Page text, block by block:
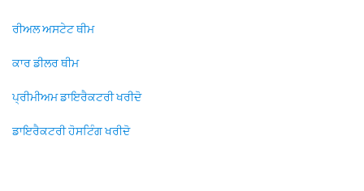
ਰੀਅਲ ਅਸਟੇਟ ਥੀਮ
ਕਾਰ ਡੀਲਰ ਥੀਮ
ਪ੍ਰੀਮੀਅਮ ਡਾਇਰੈਕਟਰੀ ਖਰੀਦੋ
ਡਾਇਰੈਕਟਰੀ ਹੋਸਟਿੰਗ ਖਰੀਦੋ